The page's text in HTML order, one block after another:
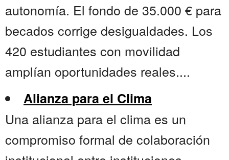
autonomía. El fondo de 35.000 € para
becados corrige desigualdades. Los
420 estudiantes con movilidad
amplían oportunidades reales....
Alianza para el Clima
Una alianza para el clima es un
compromiso formal de colaboración